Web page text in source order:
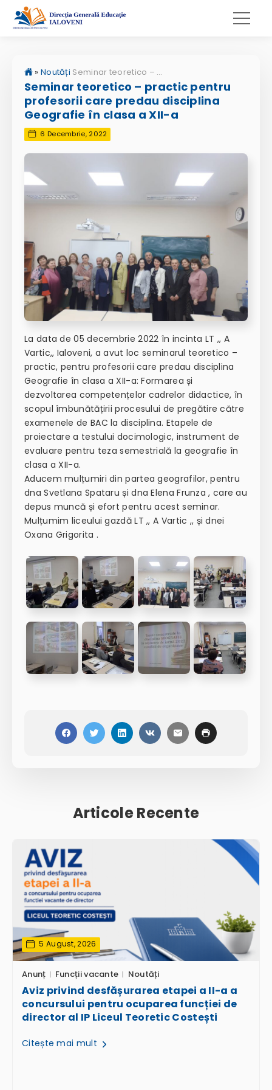
» Noutăți Seminar teoretico – practic pentru profesorii care predau disciplina Geografie în clasa a XII-a
Seminar teoretico – practic pentru
profesorii care predau disciplina
Geografie în clasa a XII-a
6 Decembrie, 2022
La data de 05 decembrie 2022 în incinta LT ,, A
Vartic,, Ialoveni, a avut loc seminarul teoretico –
practic, pentru profesorii care predau disciplina
Geografie în clasa a XII-a: Formarea și
dezvoltarea competențelor cadrelor didactice, în
scopul îmbunătățirii procesului de pregătire către
examenele de BAC la disciplina. Etapele de
proiectare a testului docimologic, instrument de
evaluare pentru teza semestrială la geografie în
clasa a XII-a.
Aducem mulțumiri din partea geografilor, pentru
dnaSvetlana Spataru și dna Elena Frunza , care au
depus muncă și efort pentru acest seminar.
Mulțumim liceului gazdă LT ,, A Vartic ,, și dnei
Oxana Grigorita .
Articole Recente
5 August, 2026
Anunț Funcții vacante Noutăți
Aviz privind desfășurarea etapei a II-a a
concursului pentru ocuparea funcției de
director al IP Liceul Teoretic Costești
Citește mai mult